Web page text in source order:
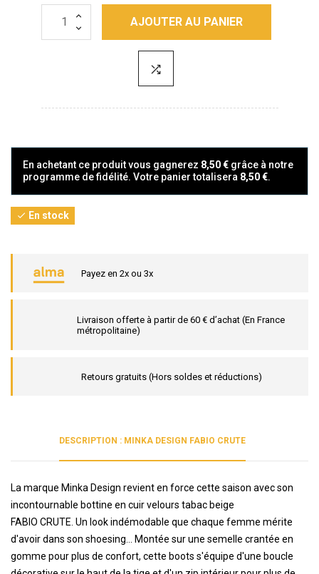
AJOUTER AU PANIER
En achetant ce produit vous gagnerez 8,50 € grâce à notre
programme de fidélité. Votre panier totalisera 8,50 €.
 En stock
Payez en 2x ou 3x
Livraison offerte à partir de 60 € d’achat (En France
métropolitaine)
Retours gratuits (Hors soldes et réductions)
DESCRIPTION : MINKA DESIGN FABIO CRUTE
La marque Minka Design revient en force cette saison avec son
incontournable bottine en cuir velours tabac beige
FABIO CRUTE. Un look indémodable que chaque femme mérite
d'avoir dans son shoesing... Montée sur une semelle crantée en
gomme pour plus de confort, cette boots s'équipe d'une boucle